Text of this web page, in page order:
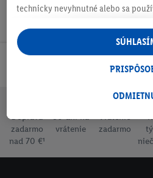
Odoberaj
Doprava
zadarmo
nad 70 €¹
30 dní na
vrátenie
Vrátenie
zadarmo
technicky nevyhnutné alebo sa
personalizovanú reklamu v rámci
ste účastníkom programu Lidl Plus,
aj údaje z vášho nákupného
následne si vytvoríte účet Lidl Plus
tiež vytvoriť špeciálny online
ktorú tam uvediete, aby sme vás